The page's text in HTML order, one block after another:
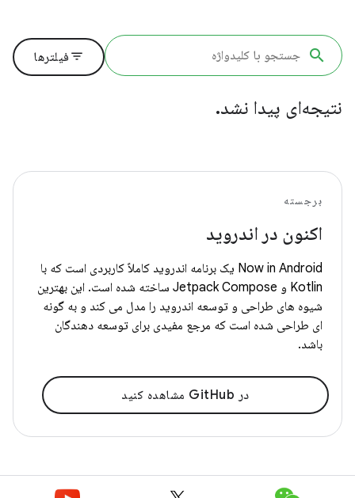
filter_listفیلترها
نتیجه‌ای پیدا نشد.
برجسته
اکنون در اندروید
Now in Android یک برنامه اندروید کاملاً کاربردی است که با
Kotlin و Jetpack Compose ساخته شده است. این بهترین
شیوه های طراحی و توسعه اندروید را مدل می کند و به گونه
ای طراحی شده است که مرجع مفیدی برای توسعه دهندگان
باشد.
در GitHub مشاهده کنید